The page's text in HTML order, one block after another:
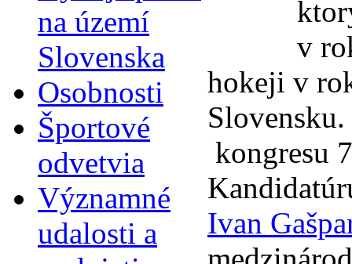
na území
Slovenska
Osobnosti
Športové
odvetvia
Významné
udalosti a
v
hokeji v
kongresu
Ivan